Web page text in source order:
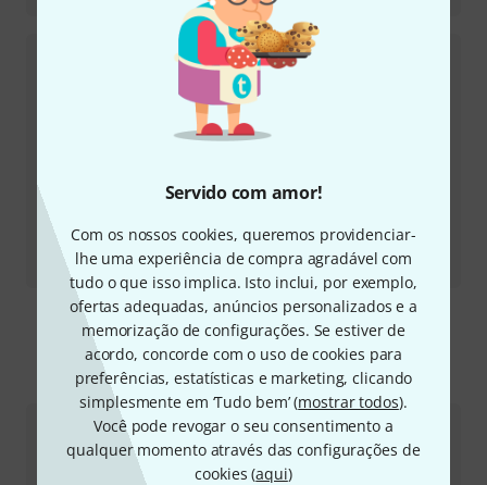
Servido com amor!
Com os nossos cookies, queremos providenciar-
lhe uma experiência de compra agradável com
tudo o que isso implica. Isto inclui, por exemplo,
ofertas adequadas, anúncios personalizados e a
memorização de configurações. Se estiver de
acordo, concorde com o uso de cookies para
preferências, estatísticas e marketing, clicando
simplesmente em ‘Tudo bem’ (mostrar todos).
Você pode revogar o seu consentimento a
qualquer momento através das configurações de
cookies (aqui)
Relatório de teste
Mooer SD30i Intelligent Amp
Eis como pode contactar-nos
Atendimento ao Cliente Portugal